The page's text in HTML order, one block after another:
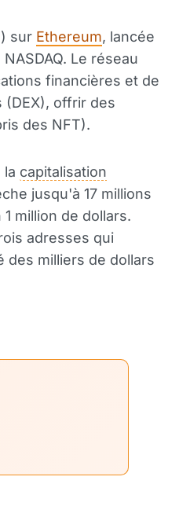
sur Ethereum, lancée
Le réseau
financières et de
offrir des
des NFT).
la capitalisation
jusqu'à 17 millions
million de dollars.
adresses qui
des milliers de dollars